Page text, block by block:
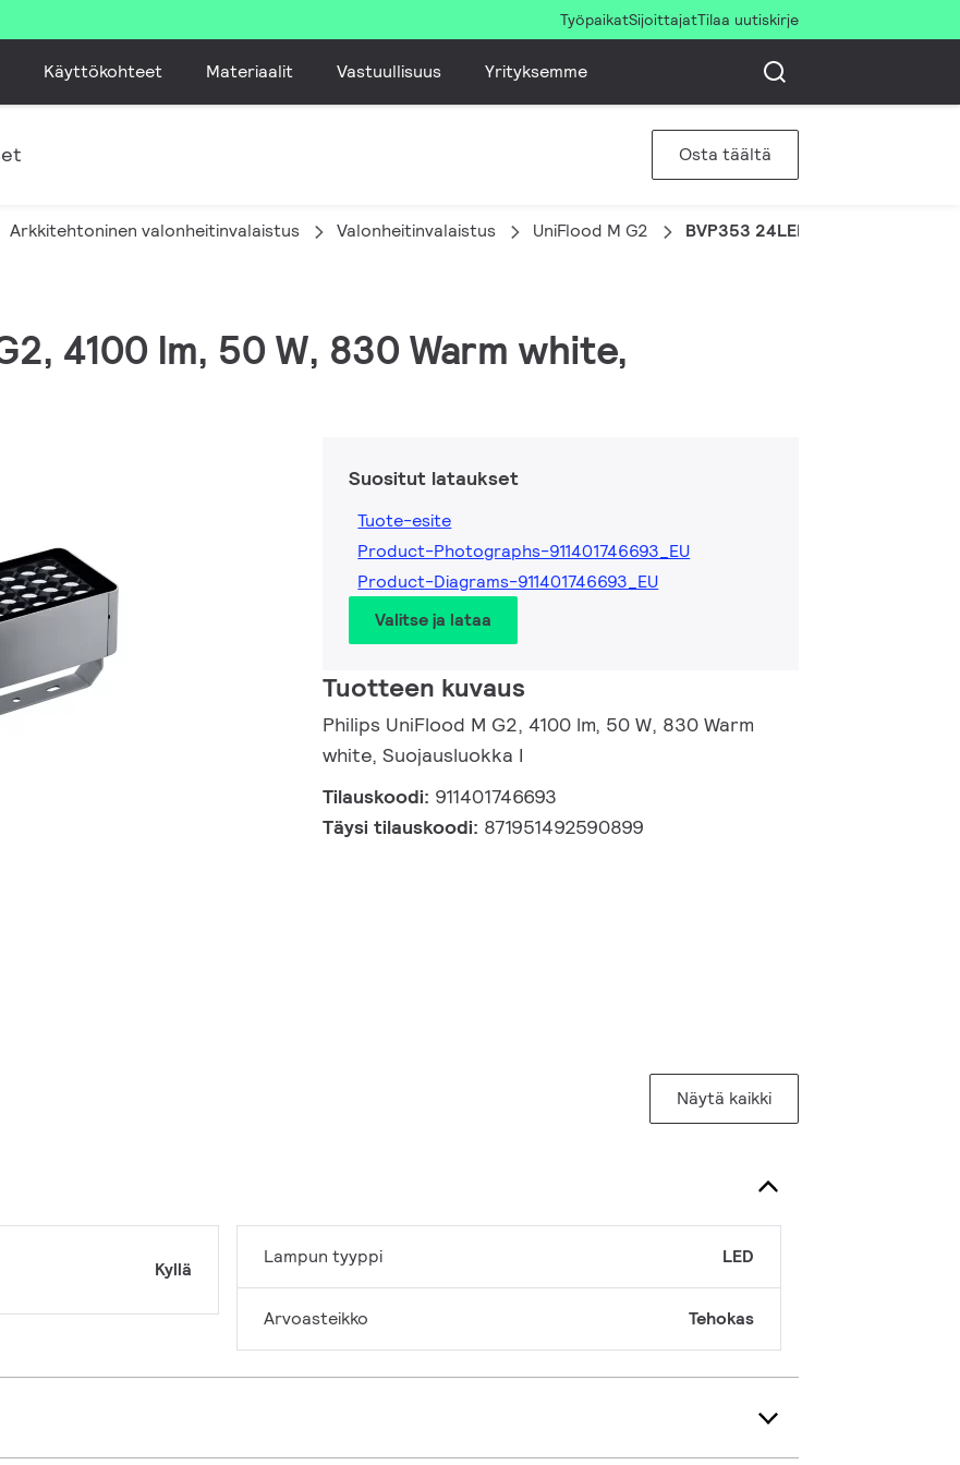
TyöpaikatSijoittajatTilaa uutiskirje
Käyttökohteet Materiaalit Vastuullisuus Yrityksemme
Osta täältä
Arkkitehtoninen valonheitinvalaistus Valonheitinvalaistus UniFlood M G2 BVP353 24LED 30K 220V L24 30
4100 lm, 50 W, 830 Warm white,
Suositut lataukset
Tuote-esite
Product-Photographs-911401746693_EU
Product-Diagrams-911401746693_EU
Valitse ja lataa
Tuotteen kuvaus
Philips UniFlood M G2, 4100 lm, 50 W, 830 Warm
white, Suojausluokka I
Tilauskoodi: 911401746693
Täysi tilauskoodi: 871951492590899
Näytä kaikki
Kyllä
Lampun tyyppi LED
Arvoasteikko Tehokas